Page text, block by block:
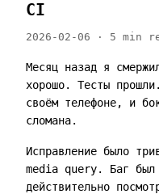
CI
2026-02-06 · 5 min
Месяц назад я
хорошо. Тесты
своём телефоне, и
сломана.
Исправление было
media query. Баг был
действительно